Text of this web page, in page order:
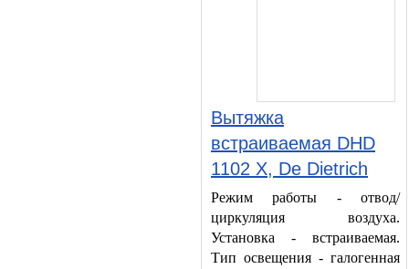
Вытяжка
встраиваемая DHD
1102 X, De Dietrich
Режим работы - отвод/
циркуляция воздуха.
Установка - встраиваемая.
Тип освещения - галогенная